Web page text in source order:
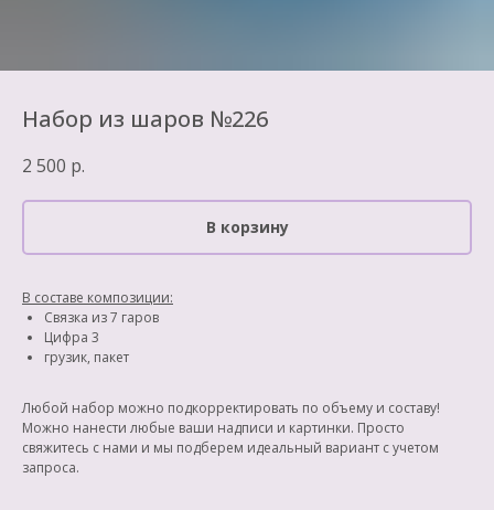
Набор из шаров №226
2 500 р.
В корзину
В составе композиции:
Связка из 7 гаров
Цифра 3
грузик, пакет
Любой набор можно подкорректировать по объему и составу!
Можно нанести любые ваши надписи и картинки. Просто
свяжитесь с нами и мы подберем идеальный вариант с учетом
запроса.